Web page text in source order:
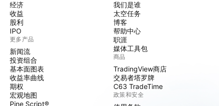
经济
收益
股利
IPO
更多产品
新闻流
投资组合
基本面图表
收益率曲线
期权
宏观地图
Pine Script®
我们是谁
太空任务
博客
帮助中心
职涯
媒体工具包
商品
TradingView商店
交易者塔罗牌
C63 TradeTime
政策和安全